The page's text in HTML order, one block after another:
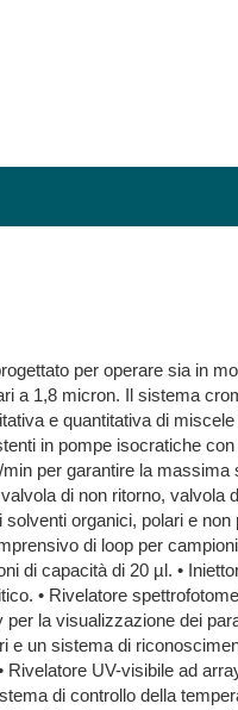
per operare sia in
a 1,8 micron. Il sistema
e quantitativa di
in pompe isocratiche
per garantire la
di non ritorno, valvola
organici, polari e
di loop per
di capacità di 20 µl. •
• Rivelatore
la visualizzazione dei
un sistema di
UV-visibile ad
di controllo della